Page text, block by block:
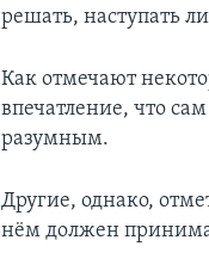
решать, наступать
Как отмечают
впечатление, что
разумным.
Другие, однако,
нём должен